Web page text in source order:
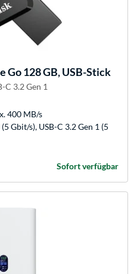
Go 128 GB, USB-Stick
C 3.2 Gen 1
400 MB/s
Gbit/s), USB-C 3.2 Gen 1 (5
Sofort verfügbar